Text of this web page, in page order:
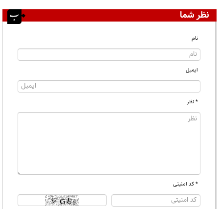
نظر شما
نام
ایمیل
* نظر
* کد امنیتی